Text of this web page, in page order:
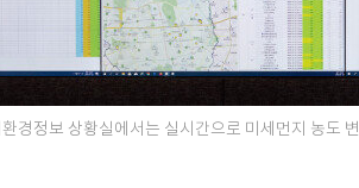
경정보 상황실에서는 실시간으로 미세먼지 농도